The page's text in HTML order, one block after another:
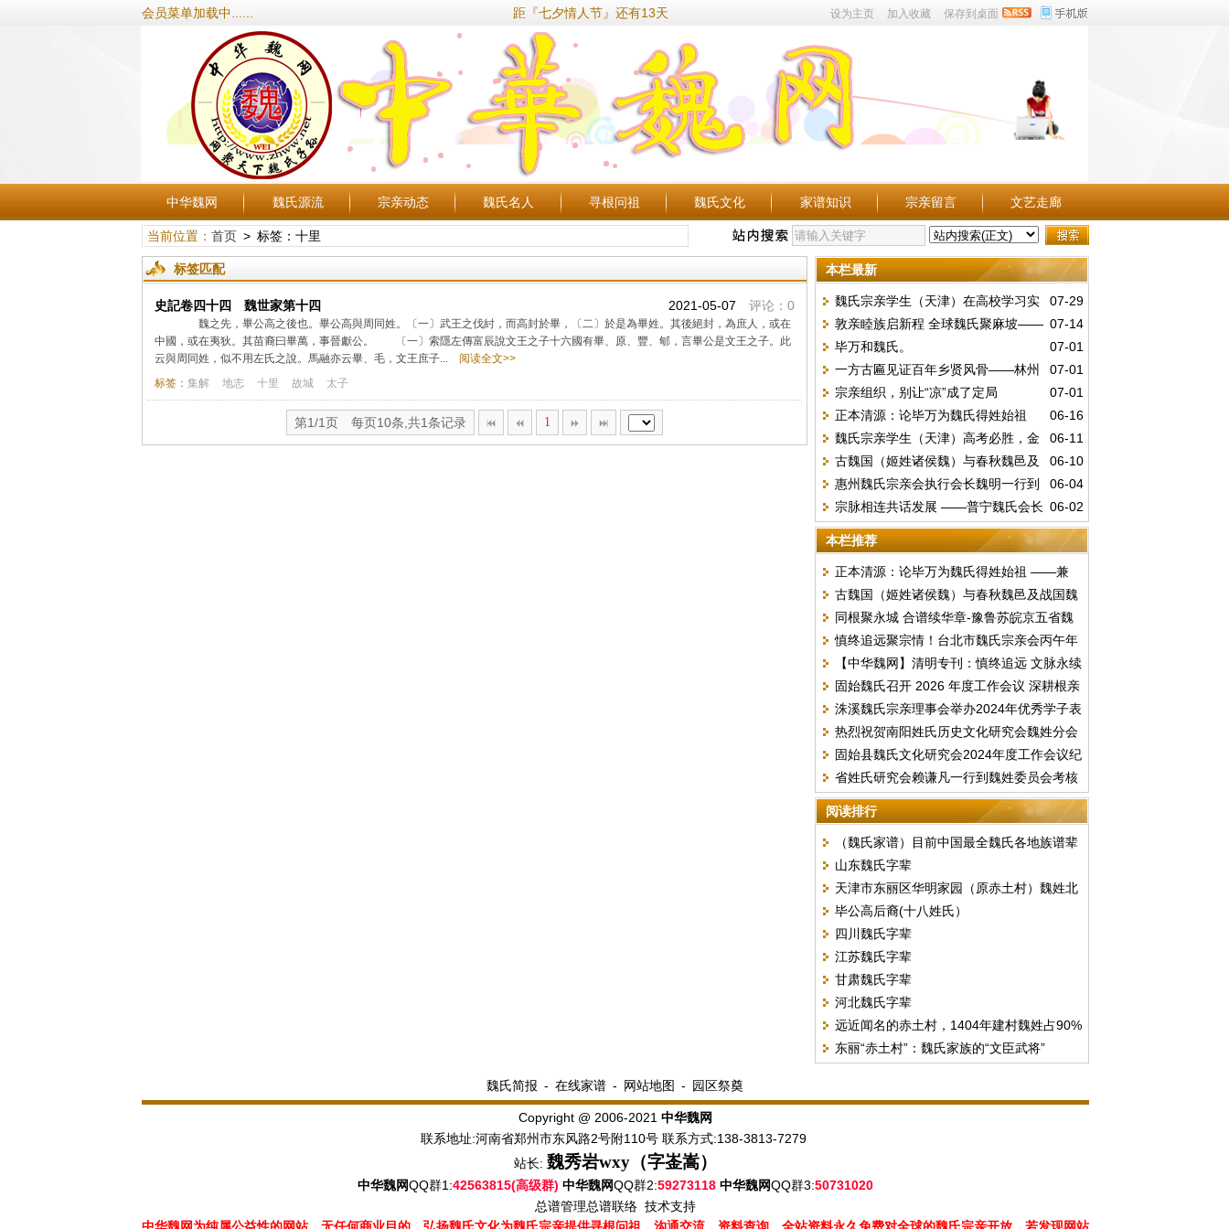
会员菜单加载中...... 设为主页 加入收藏 保存到桌面
距『七夕情人节』还有13天
中华魏网 魏氏源流 宗亲动态 魏氏名人 寻根问祖 魏氏文化 家谱知识 宗亲留言 文艺走廊
当前位置： 首页> 标签：十里
标签匹配
2021-05-07 评论：0
史記卷四十四 魏世家第十四
魏之先，畢公高之後也。畢公高與周同姓。〔一〕武王之伐紂，而高封於畢，〔二〕於是為畢姓。其後絕封，為庶人，或在
中國，或在夷狄。其苗裔曰畢萬，事晉獻公。 〔一〕索隱左傳富辰說文王之子十六國有畢、原、豐、郇，言畢公是文王之子。此
云與周同姓，似不用左氏之說。馬融亦云畢、毛，文王庶子...
阅读全文>>
标签： 集解 地志 十里 故城 太子
第1/1页 每页10条,共1条记录 1
本栏最新
07-29
魏氏宗亲学生（天津）在高校学习实
况点滴。
07-14
敦亲睦族启新程 全球魏氏聚麻坡——
第五届世魏恳亲大会暨麻属魏氏公会三十周
年庆典
07-01
毕万和魏氏。
07-01
一方古匾见证百年乡贤风骨——林州
魏庄村发现民国“維持地方”木匾
07-01
宗亲组织，别让“凉”成了定局
06-16
正本清源：论毕万为魏氏得姓始祖
——兼驳“古魏公族为源”说
06-11
魏氏宗亲学生（天津）高考必胜，金
榜题名。
06-10
古魏国（姬姓诸侯魏）与春秋魏邑及
战国魏国的文明嬗变
06-04
惠州魏氏宗亲会执行会长魏明一行到
访总会汇报工作并交流《唐台魏氏谱志》编
撰事宜
06-02
宗脉相连共话发展 ——普宁魏氏会长
魏李锦赴中山海洲开展宗亲座谈
本栏推荐
正本清源：论毕万为魏氏得姓始祖 ——兼
驳“古魏公族为源”说
古魏国（姬姓诸侯魏）与春秋魏邑及战国魏
国的文明嬗变
同根聚永城 合谱续华章-豫鲁苏皖京五省魏
氏文化联谊暨合谱研讨盛会顺利落幕
慎终追远聚宗情！台北市魏氏宗亲会丙午年
春季祭祖暨换届选举圆满举行
【中华魏网】清明专刊：慎终追远 文脉永续
文明祭祖倡议书
固始魏氏召开 2026 年度工作会议 深耕根亲
文化擘画发展新篇
洙溪魏氏宗亲理事会举办2024年优秀学子表
彰大会
热烈祝贺南阳姓氏历史文化研究会魏姓分会
2024续谱推进会圆满成功召开
固始县魏氏文化研究会2024年度工作会议纪
要
省姓氏研究会赖谦凡一行到魏姓委员会考核
2023年度工作
阅读排行
（魏氏家谱）目前中国最全魏氏各地族谱辈
份汇总
山东魏氏字辈
天津市东丽区华明家园（原赤土村）魏姓北
门字号排序
毕公高后裔(十八姓氏）
四川魏氏字辈
江苏魏氏字辈
甘肃魏氏字辈
河北魏氏字辈
远近闻名的赤土村，1404年建村魏姓占90%
以上。（现天津市东丽区华明街）
东丽“赤土村”：魏氏家族的“文臣武将”
魏氏简报 - 在线家谱 - 网站地图 - 园区祭奠
Copyright @ 2006-2021 中华魏网
联系地址:河南省郑州市东风路2号附110号 联系方式:138-3813-7279
站长: 魏秀岩wxy（字崟嵩）
中华魏网QQ群1:42563815(高级群) 中华魏网QQ群2:59273118 中华魏网QQ群3:50731020
总谱管理总谱联络 技术支持